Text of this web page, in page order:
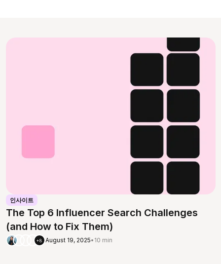
인사이트
The Top 6 Influencer Search Challenges
(and How to Fix Them)
+8 August 19, 2025• 10 min